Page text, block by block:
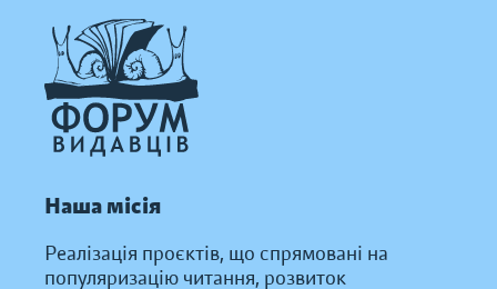
Наша місія
Реалізація проєктів, що спрямовані на
популяризацію читання, розвиток